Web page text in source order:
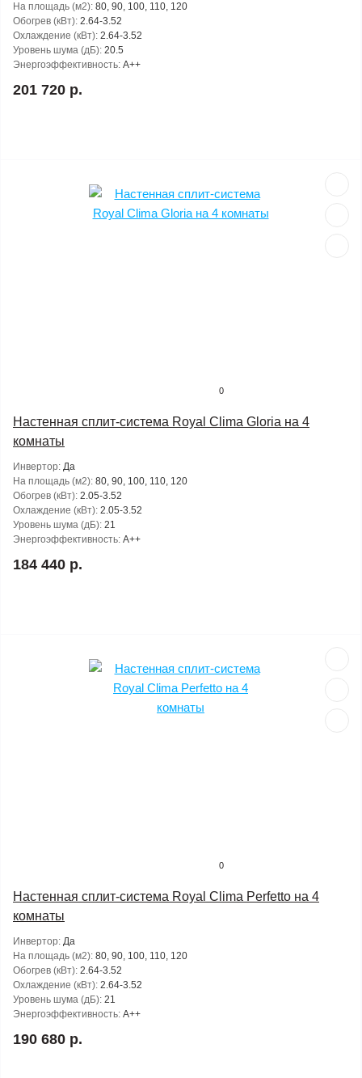
На площадь (м2): 80, 90, 100, 110, 120
Обогрев (кВт): 2.64-3.52
Охлаждение (кВт): 2.64-3.52
Уровень шума (дБ): 20.5
Энергоэффективность: A++
201 720 р.
0
Настенная сплит-система Royal Clima Gloria на 4
комнаты
Инвертор: Да
На площадь (м2): 80, 90, 100, 110, 120
Обогрев (кВт): 2.05-3.52
Охлаждение (кВт): 2.05-3.52
Уровень шума (дБ): 21
Энергоэффективность: A++
184 440 р.
0
Настенная сплит-система Royal Clima Perfetto на 4
комнаты
Инвертор: Да
На площадь (м2): 80, 90, 100, 110, 120
Обогрев (кВт): 2.64-3.52
Охлаждение (кВт): 2.64-3.52
Уровень шума (дБ): 21
Энергоэффективность: A++
190 680 р.